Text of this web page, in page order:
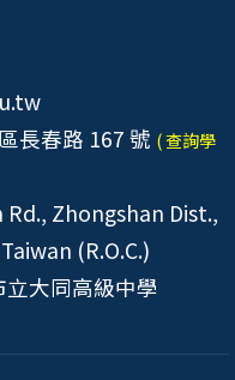
長春路 167 號 ( 查詢學
Zhongshan Dist.,
(R.O.C.)
立大同高級中學